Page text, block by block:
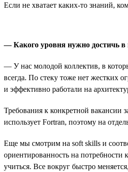
Если не хватает каких-то знаний,
— Какого уровня нужно достичь в
— У нас молодой коллектив, в
всегда. По стеку тоже нет жестких
и эффективно работали на
Требования к конкретной вакансии
использует Fortran, поэтому на
Еще мы смотрим на soft skills и
ориентированность на
учиться. Все вокруг быстро